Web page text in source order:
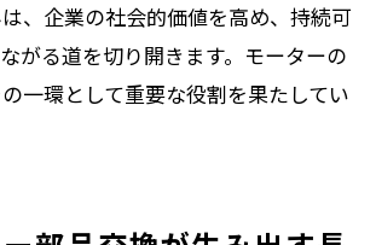
、企業の社会的価値を高め、持続可
がる道を切り開きます。モーターの
一環として重要な役割を果たしてい